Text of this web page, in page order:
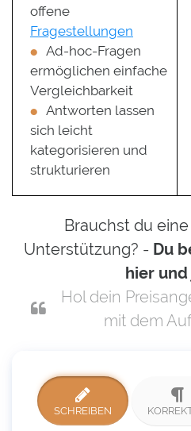
offene
Fragestellungen
Ad-hoc-Fragen
ermöglichen einfache
Vergleichbarkeit
Antworten lassen
sich leicht
kategorisieren und
strukturieren
Brauchst du
Unterstützung? - Du
hier
Hol dein
mit dem
SCHREIBEN